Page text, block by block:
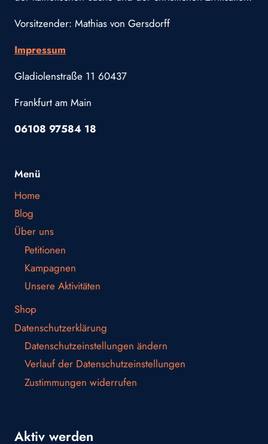
Vorsitzender: Mathias von Gersdorff
Impressum
Gladiolenstraße 11 60437
Frankfurt am Main
06108 97584 18
Menü
Home
Blog
Über uns
Petitionen
Kampagnen
Unsere Aktivitäten
Shop
Datenschutzerklärung
Datenschutzeinstellungen ändern
Verlauf der Datenschutzeinstellungen
Zustimmungen widerrufen
Aktiv werden